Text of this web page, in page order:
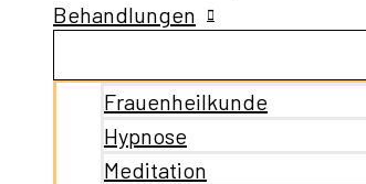
Behandlungen
Frauenheilkunde
Hypnose
Meditation